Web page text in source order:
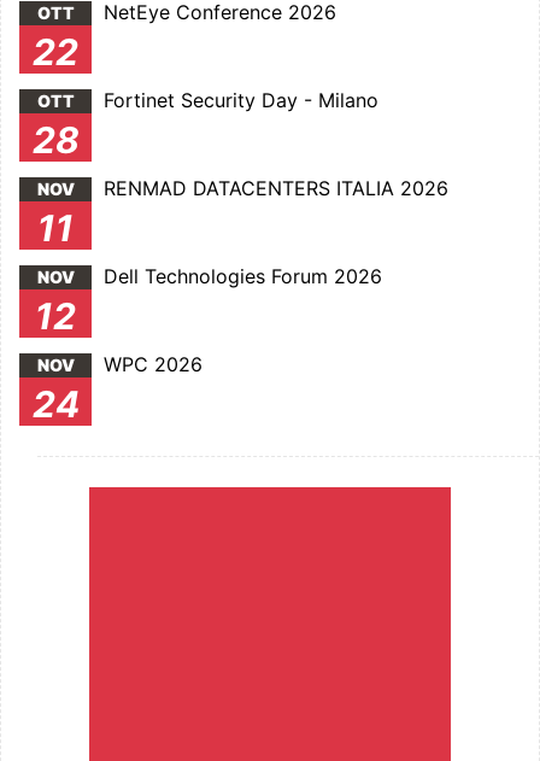
OTT
22
NetEye Conference 2026
OTT
28
Fortinet Security Day - Milano
NOV
11
RENMAD DATACENTERS ITALIA 2026
NOV
12
Dell Technologies Forum 2026
NOV
24
WPC 2026